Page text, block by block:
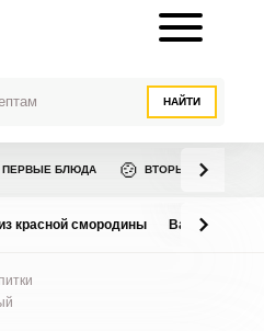
НАЙТИ
ПЕРВЫЕ БЛЮДА 🍲 ВТОРЫЕ БЛЮДА
красной смородины Варенье из